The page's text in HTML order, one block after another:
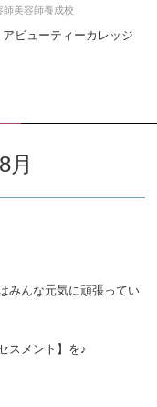
師美容師養成校
月
みんな元気に頑張ってい
スメント】を♪